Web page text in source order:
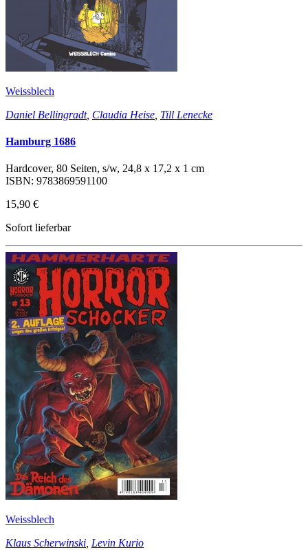
Weissblech
Daniel Bellingradt, Claudia Heise Till Lenecke
Hamburg 1686
Hardcover, 80 Seiten, s/w, 24,8 x 17,2 x 1 cm
ISBN: 9783869591100
15,90 €
Sofort lieferbar
Weissblech
Klaus Scherwinski Levin Kurio